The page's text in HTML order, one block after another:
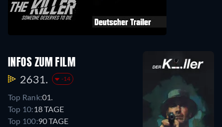
INFOS ZUM FILM
2631. -14
Top Rank:01.
Top 10: 18 TAGE
Top 100:90 TAGE